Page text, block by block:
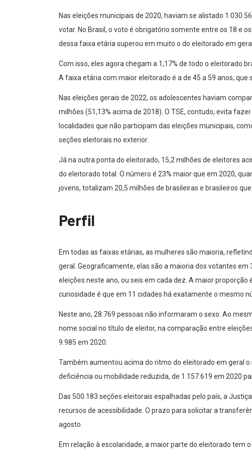
Nas eleições municipais de 2020, haviam se alistado
votar. No Brasil, o voto é obrigatório somente entre os 18 e
dessa faixa etária superou em muito o do eleitorado em
Com isso, eles agora chegam a 1,17% de todo o eleitorado
A faixa etária com maior eleitorado é a de 45 a 59 anos, que
Nas eleições gerais de 2022, os adolescentes haviam
milhões (51,13% acima de 2018). O TSE, contudo, evita
localidades que não participam das eleições municipais,
seções eleitorais no exterior.
Já na outra ponta do eleitorado, 15,2 milhões de eleitores
do eleitorado total. O número é 23% maior que em 2020,
jovens, totalizam 20,5 milhões de brasileiras e brasileiros
Perfil
Em todas as faixas etárias, as mulheres são maioria,
geral. Geograficamente, elas são a maioria dos votantes
eleições neste ano, ou seis em cada dez. A maior proporção
curiosidade é que em 11 cidades há exatamente o mesmo
Neste ano, 28.769 pessoas não informaram o sexo. Ao
nome social no título de eleitor, na comparação entre
9.985 em 2020.
Também aumentou acima do ritmo do eleitorado em geral
deficiência ou mobilidade reduzida, de 1.157.619 em 2020
Das 500.183 seções eleitorais espalhadas pelo país, a
recursos de acessibilidade. O prazo para solicitar a
agosto.
Em relação à escolaridade, a maior parte do eleitorado tem